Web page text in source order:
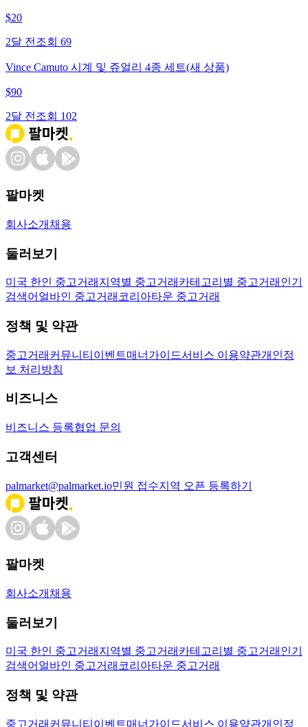
$20
2달 전 조회 69
Vince Camuto 시계 및 쥬얼리 4종 세트(새 상품)
$90
2달 전 조회 102
팔마켓
회사소개 채용
둘러보기
미국 한인 중고거래 지역별 중고거래 카테고리별 중고거래 인기
검색어 얼바인 중고거래 코리아타운 중고거래
정책 및 약관
중고거래 커뮤니티 이벤트매너가이드서비스 이용약관개인정
보 처리방침
비즈니스
비즈니스 등록협업 문의
고객센터
palmarket@palmarket.io민원 접수지역 오픈 등록하기
팔마켓
회사소개 채용
둘러보기
미국 한인 중고거래 지역별 중고거래 카테고리별 중고거래 인기
검색어 얼바인 중고거래 코리아타운 중고거래
정책 및 약관
중고거래 커뮤니티 이벤트매너가이드서비스 이용약관개인정